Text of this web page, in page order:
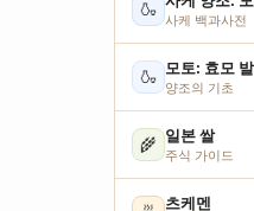
🍶
사케 백과사전
🍶 모토: 효모
양조의 기초
🌾 일본 쌀
주식 가이드
츠케멘